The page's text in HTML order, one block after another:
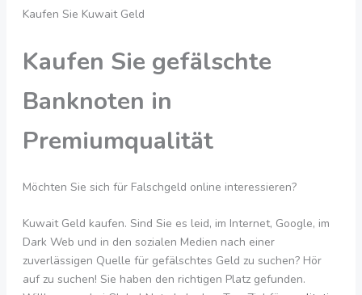
Kaufen Sie Kuwait Geld
Kaufen Sie gefälschte
Banknoten in
Premiumqualität
Möchten Sie sich für Falschgeld online interessieren?
Kuwait Geld kaufen. Sind Sie es leid, im Internet, Google, im
Dark Web und in den sozialen Medien nach einer
zuverlässigen Quelle für gefälschtes Geld zu suchen? Hör
auf zu suchen! Sie haben den richtigen Platz gefunden.